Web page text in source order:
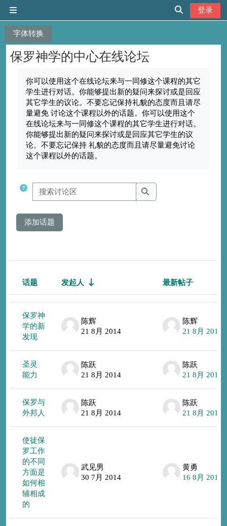
字体转换
切换搜索输入
登录
保罗神学的中心在线论坛
你可以使用这个在线论坛来与一同修这个课程的其它
学生进行对话。你能够提出新的疑问来探讨或是回应
其它学生的议论。不要忘记保持礼貌的态度而且请尽
量避免 讨论这个课程以外的话题。你可以使用这个
在线论坛来与一同修这个课程的其它学生进行对话。
你能够提出新的疑问来探讨或是回应其它学生的议
论。不要忘记保持 礼貌的态度而且请尽量避免讨论
这个课程以外的话题。
搜索讨论区
搜索讨论区
添加话题
状态
话题 发起人 最新帖子
保罗神
学的新
发现
陈辉
21 8月 2014
陈辉
21 8月 2014
圣灵
能力
陈跃
21 8月 2014
陈跃
21 8月 2014
保罗与
外邦人
陈跃
21 8月 2014
陈跃
21 8月 2014
使徒保
罗工作
的不同
方面是
如何相
辅相成
的
武见男
30 7月 2014
黄勇
16 8月 2014